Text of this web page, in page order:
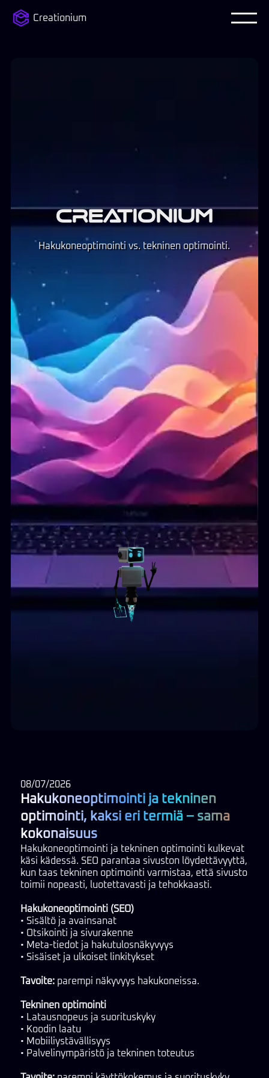
Creationium
CREATIONIUM
Hakukoneoptimointi vs. tekninen optimointi.
08/07/2026
Hakukoneoptimointi ja tekninen
optimointi, kaksi eri termiä – sama
kokonaisuus
Hakukoneoptimointi ja tekninen optimointi kulkevat
käsi kädessä. SEO parantaa sivuston löydettävyyttä,
kun taas tekninen optimointi varmistaa, että sivusto
toimii nopeasti, luotettavasti ja tehokkaasti.
Hakukoneoptimointi (SEO)
• Sisältö ja avainsanat
• Otsikointi ja sivurakenne
• Meta-tiedot ja hakutulosnäkyvyys
• Sisäiset ja ulkoiset linkitykset
Tavoite:parempi näkyvyys hakukoneissa.
Tekninen optimointi
• Latausnopeus ja suorituskyky
• Koodin laatu
• Mobiiliystävällisyys
• Palvelinympäristö ja tekninen toteutus